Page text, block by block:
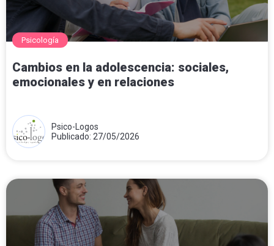
Psicología
Cambios en la adolescencia: sociales,
emocionales y en relaciones
Psico-Logos
Publicado: 27/05/2026